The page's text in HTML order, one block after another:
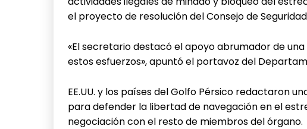
el proyecto de resolución del Consejo de
«El secretario destacó el apoyo abrumador de
estos esfuerzos», apuntó el portavoz del
EE.UU. y los países del Golfo Pérsico redactaron
para defender la libertad de navegación en el
negociación con el resto de miembros del órgano.